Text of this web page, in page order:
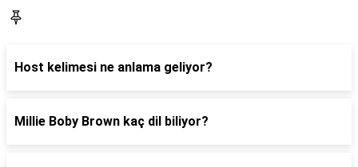
Host kelimesi ne anlama geliyor?
Millie Boby Brown kaç dil biliyor?